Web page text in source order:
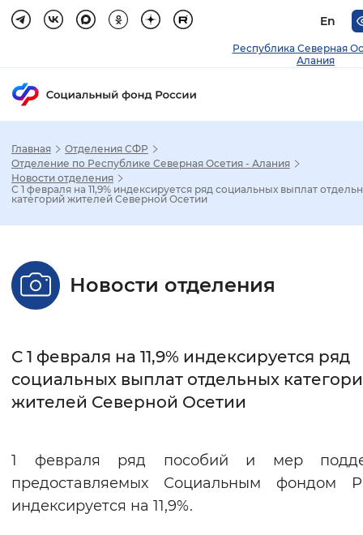
En
Республика Северная
Алания
Настройка режима отображения
Стандартный
Без засечек С засечками
Интервал между буквами
Цвет сайта
Монохромный
Главная
Отделения СФР
Отделение по Республике Северная Осетия - Алания
Новости отделения
С 1 февраля на 11,9% индексируется ряд социальных выплат
категорий жителей Северной Осетии
Новости отделения
С 1 февраля на 11,9% индексируется ряд
социальных выплат отдельных
жителей Северной Осетии
1 февраля ряд пособий и мер
предоставляемых Социальным фондом
индексируется на 11,9%.